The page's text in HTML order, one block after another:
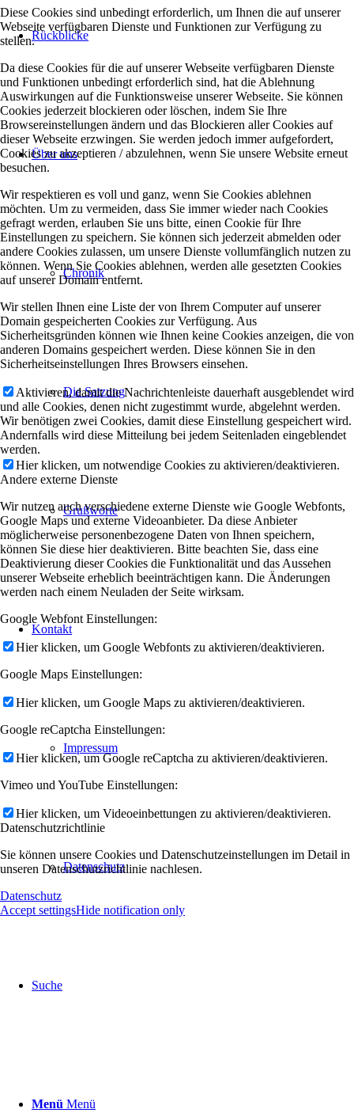
Rückblicke
Über uns
Chronik
Die Satzung
Grußworte
Kontakt
Impressum
Datenschutz
Suche
Menü Menü
Diese Cookies sind unbedingt erforderlich, um Ihnen die auf unserer
Webseite verfügbaren Dienste und Funktionen zur Verfügung zu
stellen.
Da diese Cookies für die auf unserer Webseite verfügbaren Dienste
und Funktionen unbedingt erforderlich sind, hat die Ablehnung
Auswirkungen auf die Funktionsweise unserer Webseite. Sie können
Cookies jederzeit blockieren oder löschen, indem Sie Ihre
Browsereinstellungen ändern und das Blockieren aller Cookies auf
dieser Webseite erzwingen. Sie werden jedoch immer aufgefordert,
Cookies zu akzeptieren / abzulehnen, wenn Sie unsere Website erneut
besuchen.
Wir respektieren es voll und ganz, wenn Sie Cookies ablehnen
möchten. Um zu vermeiden, dass Sie immer wieder nach Cookies
gefragt werden, erlauben Sie uns bitte, einen Cookie für Ihre
Einstellungen zu speichern. Sie können sich jederzeit abmelden oder
andere Cookies zulassen, um unsere Dienste vollumfänglich nutzen zu
können. Wenn Sie Cookies ablehnen, werden alle gesetzten Cookies
auf unserer Domain entfernt.
Wir stellen Ihnen eine Liste der von Ihrem Computer auf unserer
Domain gespeicherten Cookies zur Verfügung. Aus
Sicherheitsgründen können wie Ihnen keine Cookies anzeigen, die von
anderen Domains gespeichert werden. Diese können Sie in den
Sicherheitseinstellungen Ihres Browsers einsehen.
Aktivieren, damit die Nachrichtenleiste dauerhaft ausgeblendet wird
und alle Cookies, denen nicht zugestimmt wurde, abgelehnt werden.
Wir benötigen zwei Cookies, damit diese Einstellung gespeichert wird.
Andernfalls wird diese Mitteilung bei jedem Seitenladen eingeblendet
werden.
Hier klicken, um notwendige Cookies zu aktivieren/deaktivieren.
Andere externe Dienste
Wir nutzen auch verschiedene externe Dienste wie Google Webfonts,
Google Maps und externe Videoanbieter. Da diese Anbieter
möglicherweise personenbezogene Daten von Ihnen speichern,
können Sie diese hier deaktivieren. Bitte beachten Sie, dass eine
Deaktivierung dieser Cookies die Funktionalität und das Aussehen
unserer Webseite erheblich beeinträchtigen kann. Die Änderungen
werden nach einem Neuladen der Seite wirksam.
Google Webfont Einstellungen:
Hier klicken, um Google Webfonts zu aktivieren/deaktivieren.
Google Maps Einstellungen:
Hier klicken, um Google Maps zu aktivieren/deaktivieren.
Google reCaptcha Einstellungen:
Hier klicken, um Google reCaptcha zu aktivieren/deaktivieren.
Vimeo und YouTube Einstellungen:
Hier klicken, um Videoeinbettungen zu aktivieren/deaktivieren.
Datenschutzrichtlinie
Sie können unsere Cookies und Datenschutzeinstellungen im Detail in
unseren Datenschutzrichtlinie nachlesen.
Datenschutz
Accept settingsHide notification only